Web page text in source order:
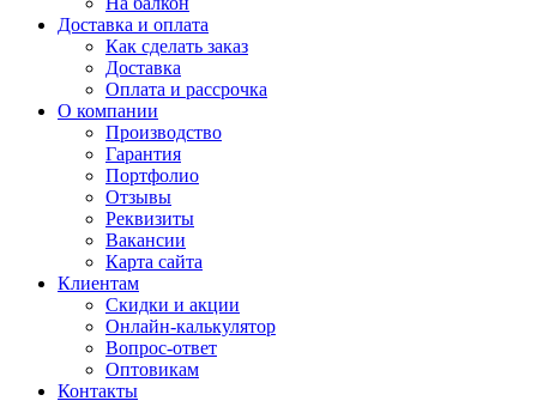
Доставка и оплата
Как сделать заказ
Доставка
Оплата и рассрочка
О компании
Производство
Гарантия
Портфолио
Отзывы
Реквизиты
Вакансии
Карта сайта
Клиентам
Скидки и акции
Онлайн-калькулятор
Вопрос-ответ
Оптовикам
Контакты